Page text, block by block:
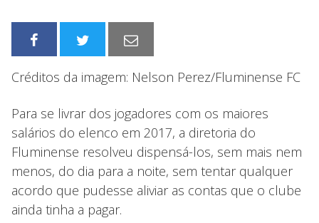
Créditos da imagem: Nelson Perez/Fluminense FC
Para se livrar dos jogadores com os maiores
salários do elenco em 2017, a diretoria do
Fluminense resolveu dispensá-los, sem mais nem
menos, do dia para a noite, sem tentar qualquer
acordo que pudesse aliviar as contas que o clube
ainda tinha a pagar.